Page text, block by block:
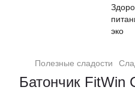
Полезные сладости
Батончик FitWin